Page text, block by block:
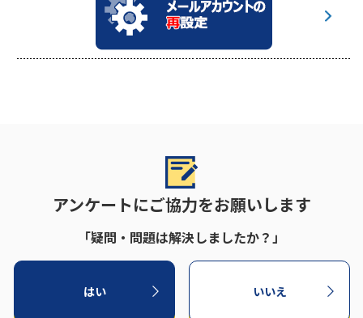
アンケートにご協力をお願いします
「疑問・問題は解決しましたか？」
はい いいえ